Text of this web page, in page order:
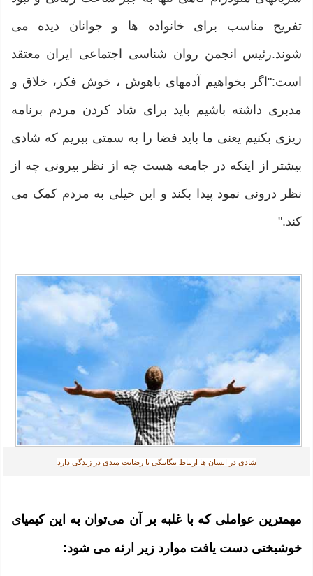
تفریح مناسب برای خانواده ها و جوانان دیده می
شوند.رئیس انجمن روان شناسی اجتماعی ایران معتقد
است:"اگر بخواهیم آدمهای باهوش ، خوش فکر، خلاق و
مدبری داشته باشیم باید برای شاد کردن مردم برنامه
ریزی بکنیم یعنی ما باید فضا را به سمتی ببریم که شادی
بیشتر از اینکه در جامعه هست چه از نظر بیرونی چه از
نظر درونی نمود پیدا بکند و این خیلی به مردم کمک می
کند."
شادی در انسان ها ارتباط تنگاتنگی با رضایت مندی در زندگی دارد
مهمترین عواملی که با غلبه بر آن می‌توان به این کیمیای
خوشبختی دست یافت موارد زیر ارئه می شود: